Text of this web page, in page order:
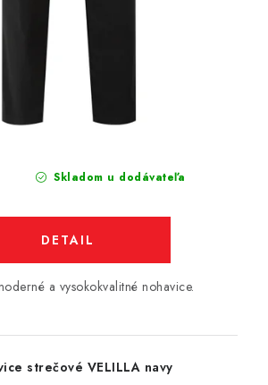
Skladom u dodávateľa
DETAIL
a vysokokvalitné nohavice.
strečové VELILLA navy